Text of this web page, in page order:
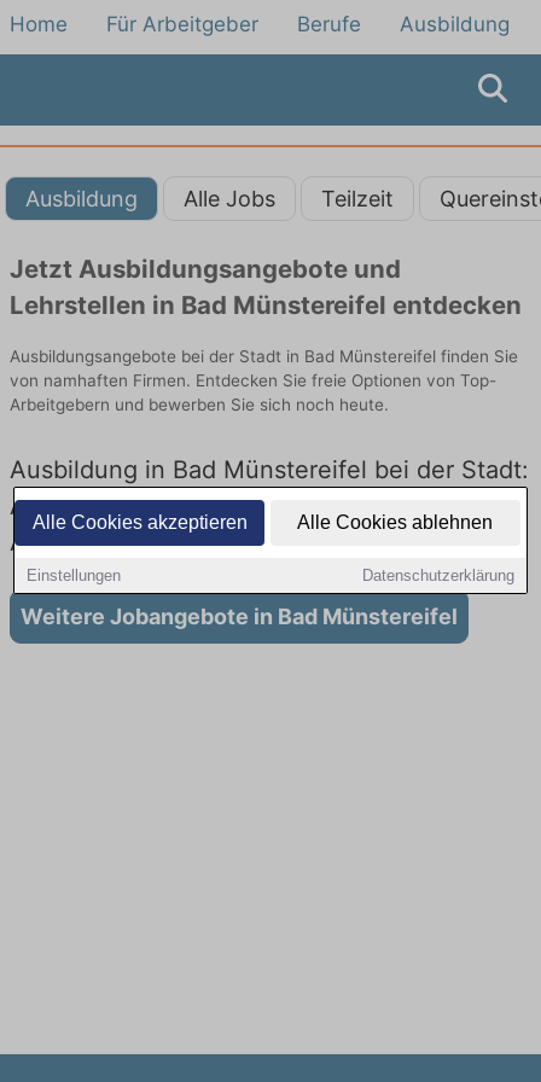
Alle Cookies akzeptieren Alle Cookies ablehnen
Einstellungen Datenschutzerklärung
Home Für Arbeitgeber Berufe Ausbildung
Ausbildung Alle Jobs Teilzeit
Jetzt Ausbildungsangebote und
Lehrstellen in Bad Münstereifel entdecken
Ausbildungsangebote bei der Stadt in Bad Münstereifel finden Sie
von namhaften Firmen. Entdecken Sie freie Optionen von Top-
Arbeitgebern und bewerben Sie sich noch heute.
Ausbildung in Bad Münstereifel bei der Stadt:
Aktuell gibt es keine Stellenangebote für
Ausbildung in Bad Münstereifel
Weitere Jobangebote in Bad Münstereifel